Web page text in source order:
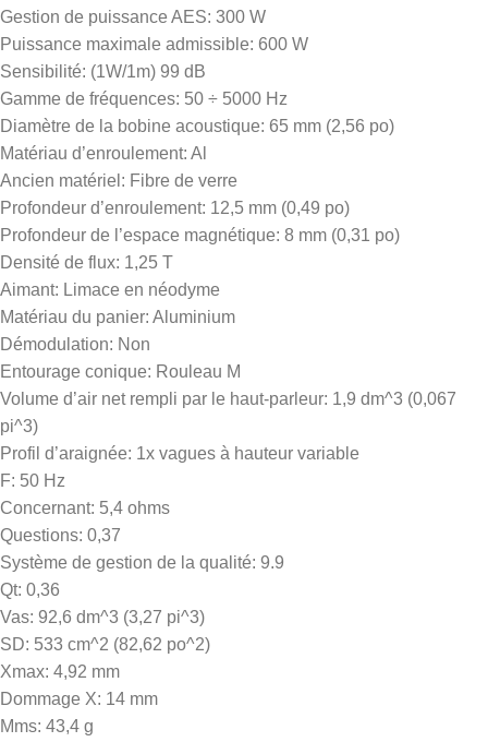
Gestion de puissance AES: 300 W
Puissance maximale admissible: 600 W
Sensibilité: (1W/1m) 99 dB
Gamme de fréquences: 50 ÷ 5000 Hz
Diamètre de la bobine acoustique: 65 mm (2,56 po)
Matériau d’enroulement: Al
Ancien matériel: Fibre de verre
Profondeur d’enroulement: 12,5 mm (0,49 po)
Profondeur de l’espace magnétique: 8 mm (0,31 po)
Densité de flux: 1,25 T
Aimant: Limace en néodyme
Matériau du panier: Aluminium
Démodulation: Non
Entourage conique: Rouleau M
Volume d’air net rempli par le haut-parleur: 1,9 dm^3 (0,067
pi^3)
Profil d’araignée: 1x vagues à hauteur variable
F: 50 Hz
Concernant: 5,4 ohms
Questions: 0,37
Système de gestion de la qualité: 9.9
Qt: 0,36
Vas: 92,6 dm^3 (3,27 pi^3)
SD: 533 cm^2 (82,62 po^2)
Xmax: 4,92 mm
Dommage X: 14 mm
Mms: 43,4 g